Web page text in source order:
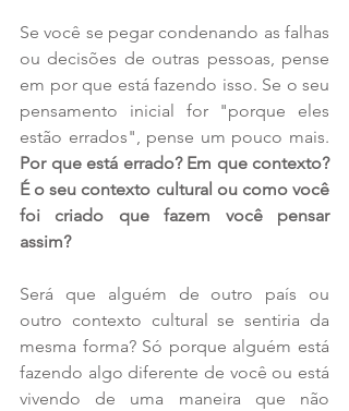
Se você se pegar condenando as falhas
ou decisões de outras pessoas, pense
em por que está fazendo isso. Se o seu
pensamento inicial for "porque eles
Por que está errado? Em que contexto?
É o seu contexto cultural ou como você
foi criado que fazem você pensar
assim?
Será que alguém de outro país ou
outro contexto cultural se sentiria da
mesma forma? Só porque alguém está
fazendo algo diferente de você ou está
vivendo de uma maneira que não